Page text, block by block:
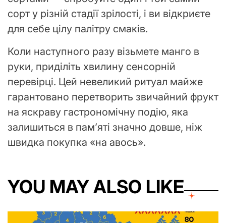
сорт у різній стадії зрілості, і ви відкриєте
для себе цілу палітру смаків.
Коли наступного разу візьмете манго в
руки, приділіть хвилину сенсорній
перевірці. Цей невеликий ритуал майже
гарантовано перетворить звичайний фрукт
на яскраву гастрономічну подію, яка
залишиться в пам’яті значно довше, ніж
швидка покупка «на авось».
YOU MAY ALSO LIKE